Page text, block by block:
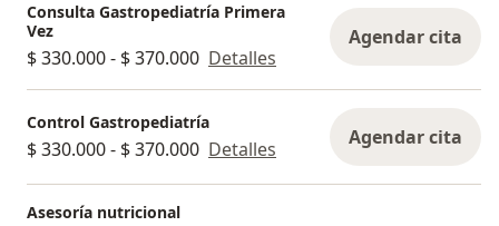
Consulta Gastropediatría Primera
Vez
$ 330.000 - $ 370.000 Detalles
Agendar cita
Control Gastropediatría
$ 330.000 - $ 370.000 Detalles Agendar cita
Asesoría nutricional